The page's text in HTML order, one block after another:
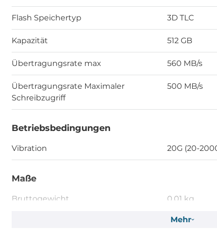
Flash Speichertyp 3D TLC
Kapazität 512 GB
Übertragungsrate max 560 MB/s
Übertragungsrate Maximaler
Schreibzugriff
500 MB/s
Betriebsbedingungen
Vibration 20G (20-
Maße
Bruttogewicht 0.01 kg
0.01 kg
Mehr